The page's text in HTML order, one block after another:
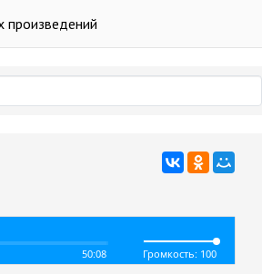
произведений
50:08 Громкость: 100